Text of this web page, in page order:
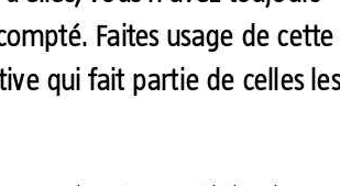
Faites usage de cette
qui fait partie de celles les